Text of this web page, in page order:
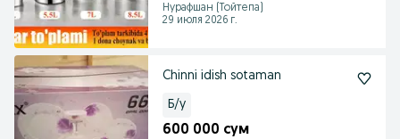
Нурафшан (Тойтепа)
29 июля 2026 г.
Chinni idish sotaman
Б/у
600 000 сум